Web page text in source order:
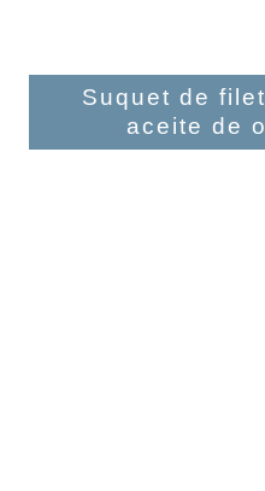
Suquet de
aceite de